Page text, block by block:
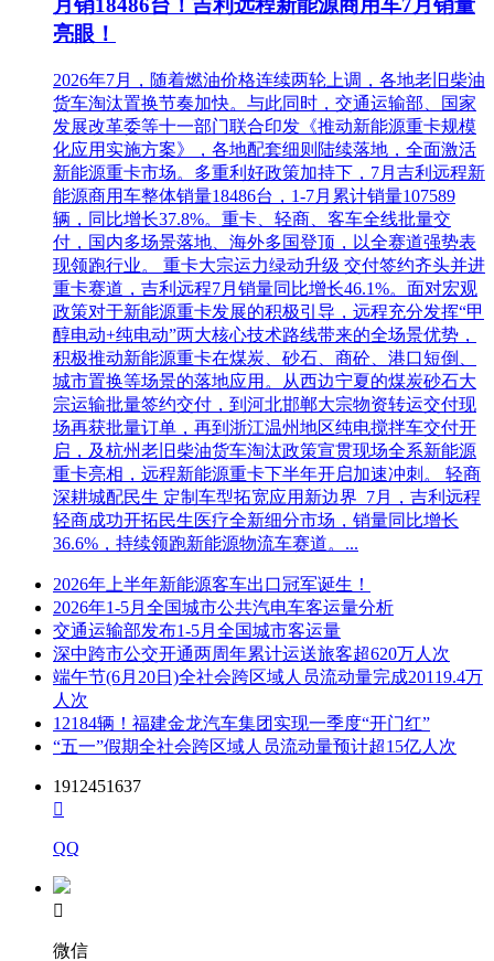
月销18486台！吉利远程新能源商用车7月销量
亮眼！
2026年7月，随着燃油价格连续两轮上调，各地老旧柴油
货车淘汰置换节奏加快。与此同时，交通运输部、国家
发展改革委等十一部门联合印发《推动新能源重卡规模
化应用实施方案》，各地配套细则陆续落地，全面激活
新能源重卡市场。多重利好政策加持下，7月吉利远程新
能源商用车整体销量18486台，1-7月累计销量107589
辆，同比增长37.8%。重卡、轻商、客车全线批量交
付，国内多场景落地、海外多国登顶，以全赛道强势表
现领跑行业。 重卡大宗运力绿动升级 交付签约齐头并进
重卡赛道，吉利远程7月销量同比增长46.1%。面对宏观
政策对于新能源重卡发展的积极引导，远程充分发挥“甲
醇电动+纯电动”两大核心技术路线带来的全场景优势，
积极推动新能源重卡在煤炭、砂石、商砼、港口短倒、
城市置换等场景的落地应用。从西边宁夏的煤炭砂石大
宗运输批量签约交付，到河北邯郸大宗物资转运交付现
场再获批量订单，再到浙江温州地区纯电搅拌车交付开
启，及杭州老旧柴油货车淘汰政策宣贯现场全系新能源
重卡亮相，远程新能源重卡下半年开启加速冲刺。 轻商
深耕城配民生 定制车型拓宽应用新边界 7月，吉利远程
轻商成功开拓民生医疗全新细分市场，销量同比增长
36.6%，持续领跑新能源物流车赛道。...
2026年上半年新能源客车出口冠军诞生！
2026年1-5月全国城市公共汽电车客运量分析
交通运输部发布1-5月全国城市客运量
深中跨市公交开通两周年累计运送旅客超620万人次
端午节(6月20日)全社会跨区域人员流动量完成20119.4万
人次
12184辆！福建金龙汽车集团实现一季度“开门红”
“五一”假期全社会跨区域人员流动量预计超15亿人次
1912451637

QQ

微信